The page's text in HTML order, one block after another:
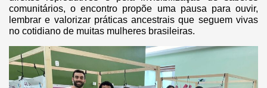
comunitários, o encontro propõe uma pausa para ouvir,
lembrar e valorizar práticas ancestrais que seguem vivas
no cotidiano de muitas mulheres brasileiras.